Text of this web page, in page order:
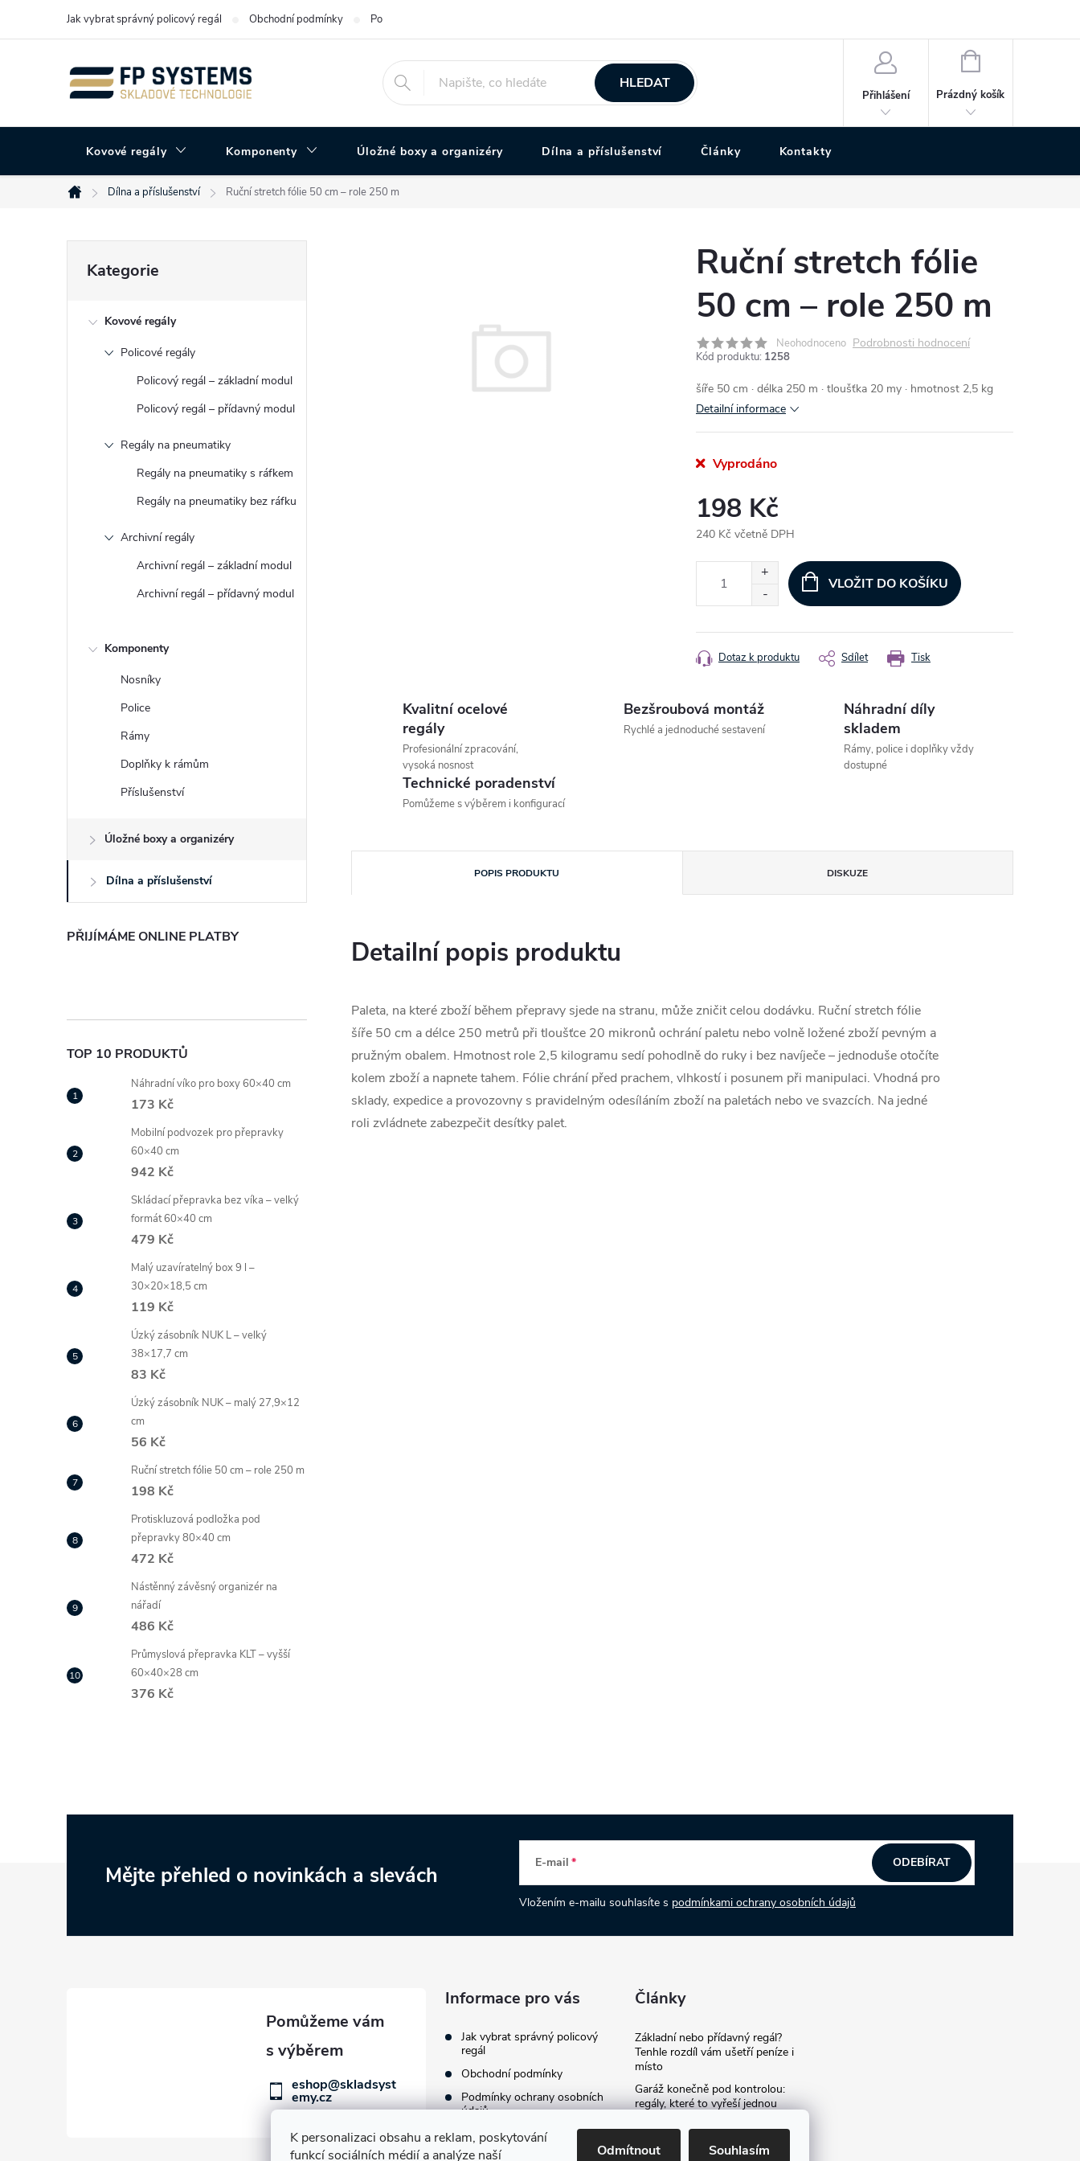
K personalizaci obsahu a reklam, poskytování
funkcí sociálních médií a analýze naší
Odmítnout Souhlasím
Jak vybrat správný policový regál Obchodní podmínky Podmínky ochrany osobních údajů
HLEDAT
Přihlášení
NÁKUPNÍ
Prázdný košík
Kovové regály Komponenty Úložné boxy a organizéry Dílna a příslušenství Články Kontakty
Domů
Dílna a příslušenství Ruční stretch fólie 50 cm – role 250 m
kategorie
Kategorie
Kovové regály
Policové regály
Policový regál – základní modul
Policový regál – přídavný modul
Regály na pneumatiky
Regály na pneumatiky s ráfkem
Regály na pneumatiky bez ráfku
Archivní regály
Archivní regál – základní modul
Archivní regál – přídavný modul
Komponenty
Nosníky
Police
Rámy
Doplňky k rámům
Příslušenství
Úložné boxy a organizéry
Dílna a příslušenství
PŘIJÍMÁME ONLINE PLATBY
TOP 10 PRODUKTŮ
Náhradní víko pro boxy 60×40 cm
173 Kč
Mobilní podvozek pro přepravky
60×40 cm
942 Kč
Skládací přepravka bez víka – velký
formát 60×40 cm
479 Kč
Malý uzavíratelný box 9 l –
30×20×18,5 cm
119 Kč
Úzký zásobník NUK L – velký
38×17,7 cm
83 Kč
Úzký zásobník NUK – malý 27,9×12
cm
56 Kč
Ruční stretch fólie 50 cm – role 250 m
198 Kč
Protiskluzová podložka pod
přepravky 80×40 cm
472 Kč
Nástěnný závěsný organizér na
nářadí
486 Kč
Průmyslová přepravka KLT – vyšší
60×40×28 cm
376 Kč
Ruční stretch fólie
50 cm – role 250 m
Neohodnoceno Podrobnosti hodnocení
Kód produktu: 1258
šíře 50 cm · délka 250 m · tloušťka 20 my · hmotnost 2,5 kg
Detailní informace
Vyprodáno
198 Kč
240 Kč včetně DPH
VLOŽIT DO KOŠÍKU
Tisk
Dotaz k produktu Sdílet
Kvalitní ocelové
regály
Profesionální zpracování,
vysoká nosnost
Bezšroubová montáž
Rychlé a jednoduché sestavení
Náhradní díly
skladem
Rámy, police i doplňky vždy
dostupné
Technické poradenství
Pomůžeme s výběrem i konfigurací
POPIS PRODUKTU DISKUZE
Detailní popis produktu
Paleta, na které zboží během přepravy sjede na stranu, může zničit celou dodávku. Ruční stretch fólie
šíře 50 cm a délce 250 metrů při tloušťce 20 mikronů ochrání paletu nebo volně ložené zboží pevným a
pružným obalem. Hmotnost role 2,5 kilogramu sedí pohodlně do ruky i bez navíječe – jednoduše otočíte
kolem zboží a napnete tahem. Fólie chrání před prachem, vlhkostí i posunem při manipulaci. Vhodná pro
sklady, expedice a provozovny s pravidelným odesíláním zboží na paletách nebo ve svazcích. Na jedné
roli zvládnete zabezpečit desítky palet.
Mějte přehled o novinkách a slevách E-mail
Vložením e-mailu souhlasíte s podmínkami ochrany osobních údajů
ODEBÍRAT
eshop@skladsyst
emy.cz
Informace pro vás
Jak vybrat správný policový
regál
Obchodní podmínky
Podmínky ochrany osobních
údajů
Články
Základní nebo přídavný regál?
Tenhle rozdíl vám ušetří peníze i
místo
Garáž konečně pod kontrolou:
regály, které to vyřeší jednou
Jak vybavit firemní archiv:
průvodce výběrem archivních